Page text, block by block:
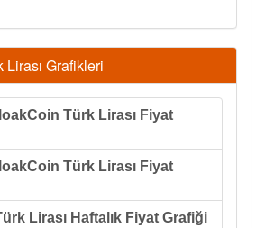
Grafikleri
Türk Lirası Fiyat
Türk Lirası Fiyat
Lirası Haftalık Fiyat Grafiği